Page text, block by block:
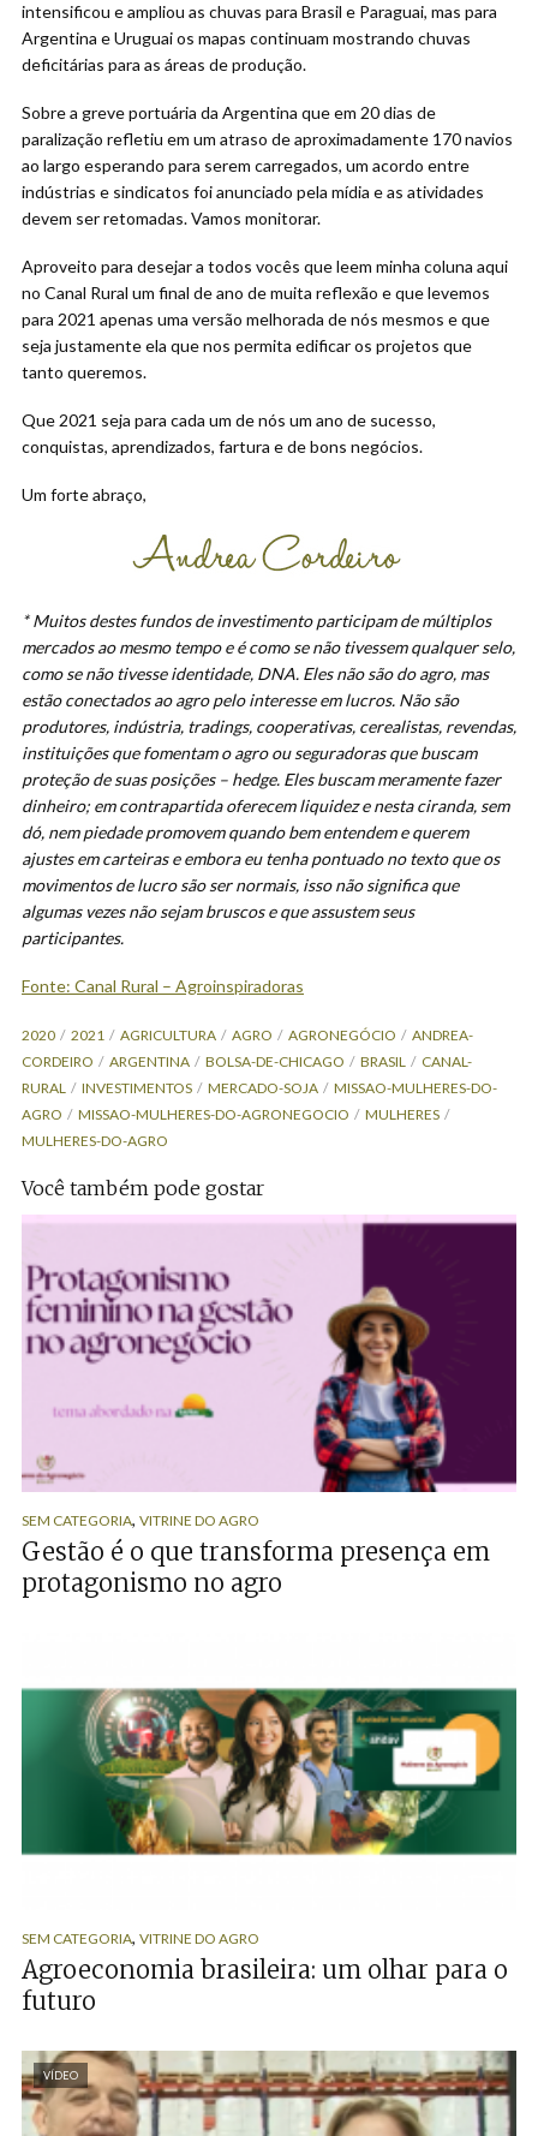
intensificou e ampliou as chuvas para Brasil e Paraguai, mas para
Argentina e Uruguai os mapas continuam mostrando chuvas
deficitárias para as áreas de produção.
Sobre a greve portuária da Argentina que em 20 dias de
paralização refletiu em um atraso de aproximadamente 170 navios
ao largo esperando para serem carregados, um acordo entre
indústrias e sindicatos foi anunciado pela mídia e as atividades
devem ser retomadas. Vamos monitorar.
Aproveito para desejar a todos vocês que leem minha coluna aqui
no Canal Rural um final de ano de muita reflexão e que levemos
para 2021 apenas uma versão melhorada de nós mesmos e que
seja justamente ela que nos permita edificar os projetos que
tanto queremos.
Que 2021 seja para cada um de nós um ano de sucesso,
conquistas, aprendizados, fartura e de bons negócios.
Um forte abraço,
* Muitos destes fundos de investimento participam de múltiplos
mercados ao mesmo tempo e é como se não tivessem qualquer selo,
como se não tivesse identidade, DNA. Eles não são do agro, mas
estão conectados ao agro pelo interesse em lucros. Não são
produtores, indústria, tradings, cooperativas, cerealistas, revendas,
instituições que fomentam o agro ou seguradoras que buscam
proteção de suas posições – hedge. Eles buscam meramente fazer
dinheiro; em contrapartida oferecem liquidez e nesta ciranda, sem
dó, nem piedade promovem quando bem entendem e querem
ajustes em carteiras e embora eu tenha pontuado no texto que os
movimentos de lucro são ser normais, isso não significa que
algumas vezes não sejam bruscos e que assustem seus
participantes.
Fonte: Canal Rural – Agroinspiradoras
2020 2021 AGRICULTURA AGRO AGRONEGÓCIO
ANDREA-
CORDEIRO
ARGENTINA BOLSA-DE-CHICAGO BRASIL
CANAL-
RURAL
INVESTIMENTOS MERCADO-SOJA
MISSAO-MULHERES-DO-
AGRO
MISSAO-MULHERES-DO-AGRONEGOCIO
MULHERES
MULHERES-DO-AGRO
Você também pode gostar
SEM CATEGORIA, VITRINE DO AGRO
Gestão é o que transforma presença em
protagonismo no agro
SEM CATEGORIA, VITRINE DO AGRO
Agroeconomia brasileira: um olhar para o
futuro
VÍDEO